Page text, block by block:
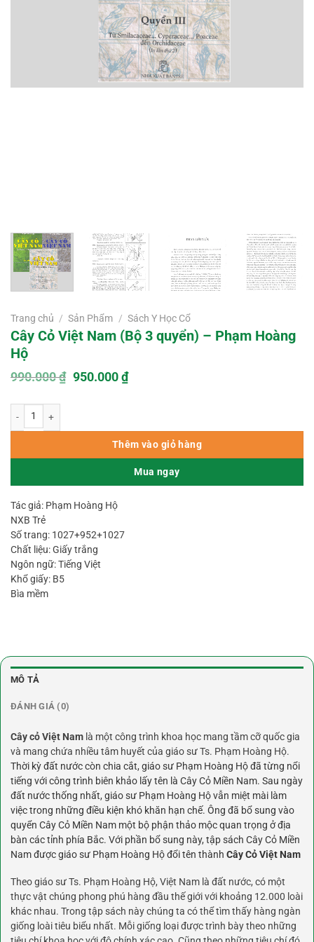
Trang chủ / Sản Phẩm / Sách Y Học Cổ
Cây Cỏ Việt Nam (Bộ 3 quyển) – Phạm Hoàng
Hộ
990.000₫ Giá
950.000₫Giá
950.000 ₫.
Thêm vào giỏ hàng
Mua ngay
Tác giả: Phạm Hoàng Hộ
NXB Trẻ
Số trang: 1027+952+1027
Chất liệu: Giấy trắng
Ngôn ngữ: Tiếng Việt
Khổ giấy: B5
Bìa mềm
MÔ TẢ
ĐÁNH GIÁ (0)
Cây cỏ Việt Nam là một công trình khoa học mang tầm cỡ quốc gia
và mang chứa nhiều tâm huyết của giáo sư Ts. Phạm Hoàng Hộ.
Thời kỳ đất nước còn chia cắt, giáo sư Phạm Hoàng Hộ đã từng nổi
tiếng với công trình biên khảo lấy tên là Cây Cỏ Miền Nam. Sau ngày
đất nước thống nhất, giáo sư Phạm Hoàng Hộ vẫn miệt mài làm
việc trong những điều kiện khó khăn hạn chế. Ông đã bổ sung vào
quyển Cây Cỏ Miền Nam một bộ phận thảo mộc quan trọng ở địa
bàn các tỉnh phía Bắc. Với phần bổ sung này, tập sách Cây Cỏ Miền
Nam được giáo sư Phạm Hoàng Hộ đổi tên thành Cây Cỏ Việt Nam
Theo giáo sư Ts. Phạm Hoàng Hộ, Việt Nam là đất nước, có một
thực vật chúng phong phú hàng đầu thế giới với khoảng 12.000 loài
khác nhau. Trong tập sách này chúng ta có thể tìm thấy hàng ngàn
giống loài tiêu biểu nhất. Mỗi giống loại được trình bày theo những